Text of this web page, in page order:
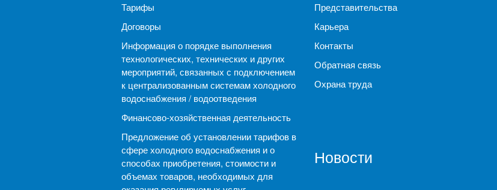
Тарифы
Договоры
Информация о порядке выполнения
технологических, технических и других
мероприятий, связанных с подключением
к централизованным системам холодного
водоснабжения / водоотведения
Финансово-хозяйственная деятельность
Предложение об установлении тарифов в
сфере холодного водоснабжения и о
способах приобретения, стоимости и
объемах товаров, необходимых для
Представительства
Карьера
Контакты
Обратная связь
Охрана труда
Новости